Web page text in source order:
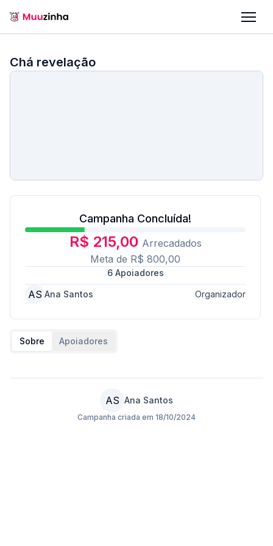
Chá revelação
Campanha Concluída!
R$ 215,00 Arrecadados
Meta de R$ 800,00
6Apoiadores
AS Ana Santos Organizador
Sobre Apoiadores
AS Ana Santos
Campanha criada em 18/10/2024